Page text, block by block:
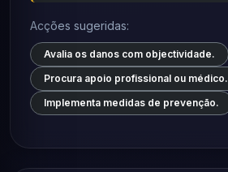
Acções sugeridas:
Avalia os danos com objectividade.
Procura apoio profissional ou médico.
Implementa medidas de prevenção.